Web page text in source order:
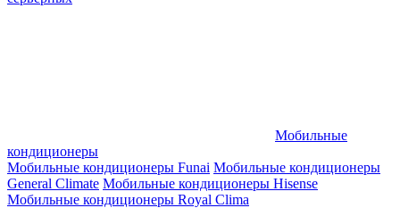
Мобильные
кондиционеры
Мобильные кондиционеры Funai Мобильные кондиционеры
General Climate Мобильные кондиционеры Hisense
Мобильные кондиционеры Royal Clima